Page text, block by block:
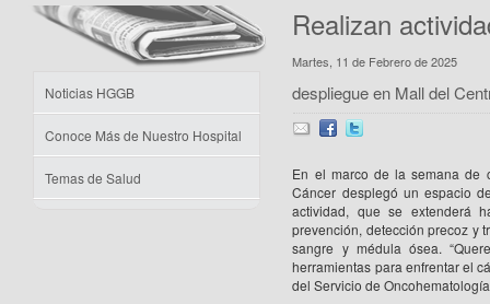
Noticias HGGB
Conoce Más de Nuestro Hospital
Temas de Salud
Realizan
Martes, 11 de Febrero de 2025
despliegue en Mall del
En el marco de la semana de
Cáncer desplegó un espacio
actividad, que se extenderá
prevención, detección precoz y
sangre y médula ósea.
herramientas para enfrentar el
del Servicio de